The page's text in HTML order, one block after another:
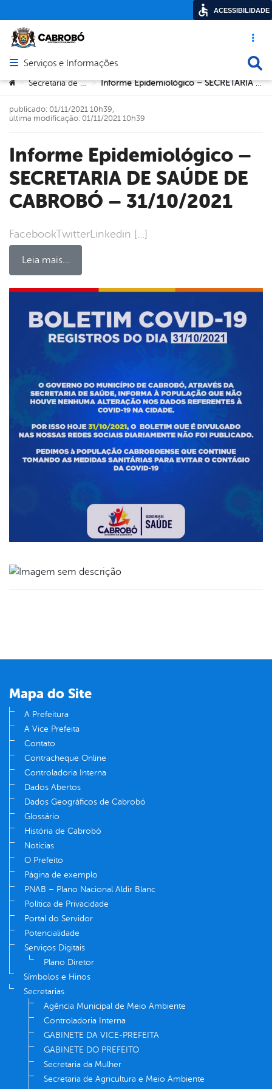
Acesso
Abrir menu principal de navegação
Serviços e Informações
Você está aqui:
> Secretaria de Saúde > Informe Epidemiológico – SECRETARIA DE SAÚDE DE CABROBÓ – 31/10/2021
Informe Epidemiológico –
SECRETARIA DE SAÚDE DE
CABROBÓ – 31/10/2021
FacebookTwitterLinkedin […]
Leia mais…
publicado: 01/11/2021 10h39,
última modificação: 01/11/2021 10h39
Mapa do Site
A Prefeitura
A Vice Prefeita
Contato
Contracheque Online
Controladoria Interna
Dados Abertos
Dados Geográficos de Cabrobó
Glossário
História de Cabrobó
Notícias
O Prefeito
Página de exemplo
PNAB – Plano Nacional Aldir Blanc
Política de Privacidade
Portal do Servidor
Potencialidade
Serviços Digitais
Plano Diretor
Símbolos e Hinos
Secretarias
Agência Municipal de Meio Ambiente
Controladoria Interna
GABINETE DA VICE-PREFEITA
GABINETE DO PREFEITO
Secretaria da Mulher
Secretaria de Agricultura e Meio Ambiente
ACESSIBILIDADE